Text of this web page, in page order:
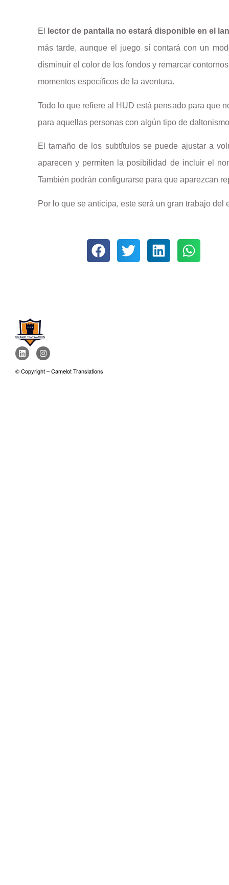
El
lector de pantalla no estará disponible en el
más tarde, aunque el juego sí contará con un
disminuir el color de los fondos y remarcar
momentos específicos de la aventura.
Todo lo que refiere al HUD está pensado para que
para aquellas personas con algún tipo de
El tamaño de los subtítulos se puede ajustar a
aparecen y permiten la posibilidad de incluir el
También podrán configurarse para que aparezcan
Por lo que se anticipa, este será un gran trabajo
© Copyright – Camelot Translations